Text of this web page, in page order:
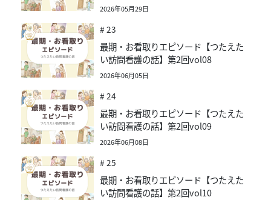
2026年05月29日
# 23
最期・お看取りエピソード【つたえた
い訪問看護の話】第2回vol08
2026年06月05日
# 24
最期・お看取りエピソード【つたえた
い訪問看護の話】第2回vol09
2026年06月08日
# 25
最期・お看取りエピソード【つたえた
い訪問看護の話】第2回vol10